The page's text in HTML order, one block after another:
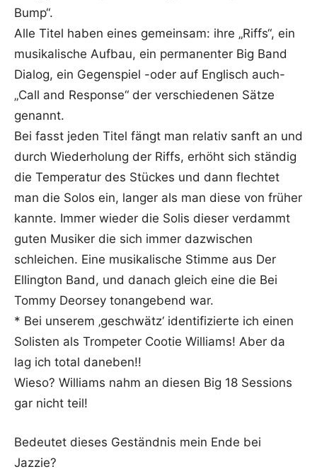
Bump“.
Alle Titel haben eines gemeinsam: ihre „Riffs“, ein
musikalische Aufbau, ein permanenter Big Band
Dialog, ein Gegenspiel -oder auf Englisch auch-
„Call and Response“ der verschiedenen Sätze
genannt.
Bei fasst jeden Titel fängt man relativ sanft an und
durch Wiederholung der Riffs, erhöht sich ständig
die Temperatur des Stückes und dann flechtet
man die Solos ein, langer als man diese von früher
kannte. Immer wieder die Solis dieser verdammt
guten Musiker die sich immer dazwischen
schleichen. Eine musikalische Stimme aus Der
Ellington Band, und danach gleich eine die Bei
Tommy Deorsey tonangebend war.
* Bei unserem ‚geschwätz‘ identifizierte ich einen
Solisten als Trompeter Cootie Williams! Aber da
lag ich total daneben!!
Wieso? Williams nahm an diesen Big 18 Sessions
gar nicht teil!
Bedeutet dieses Geständnis mein Ende bei
Jazzie?